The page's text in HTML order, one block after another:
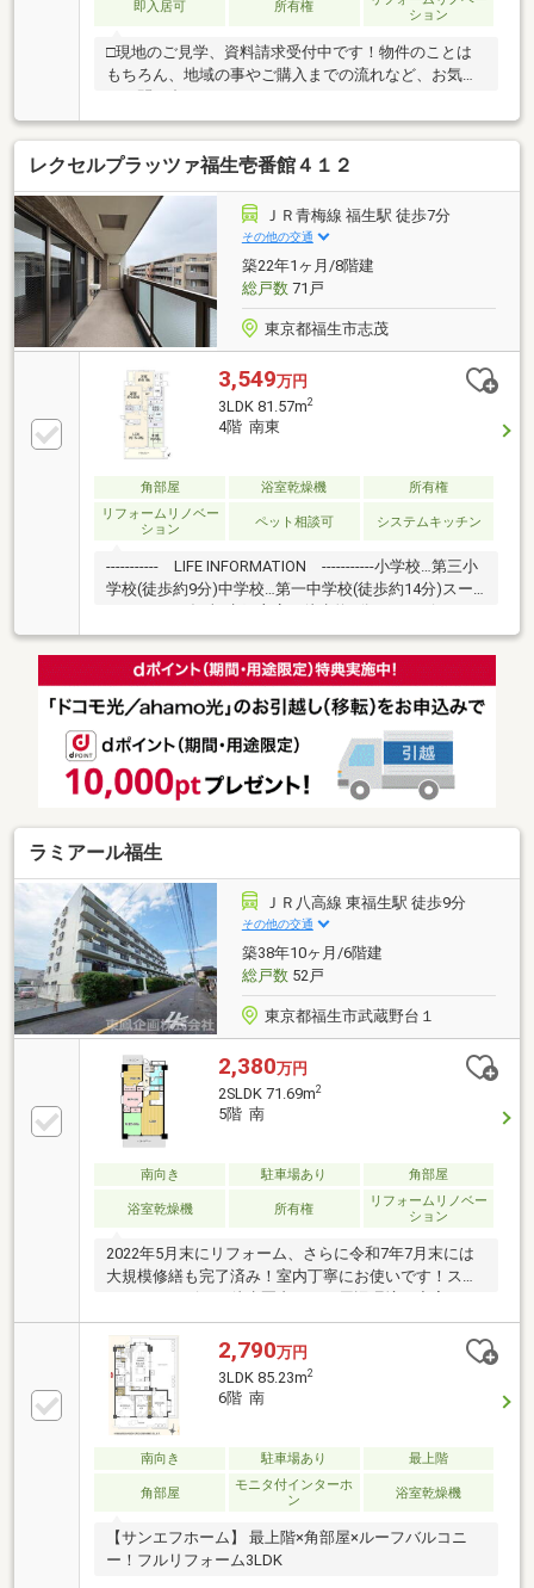
即入居可 所有権
ション
□現地のご見学、資料請求受付中です！物件のことは
もちろん、地域の事やご購入までの流れなど、お気軽
CONTENTS・キッチン新品・浴室新品・洗面台新品・
クロス張替・フロアタイル貼・クッションフロア張
替・一部建具交換・ハウスクリーニング等選ばれる理
由と顧客満足は地域トップクラス！ぜひお気軽にご連
絡ください。【ＡＣＣＥＳＳ】・JR青梅線「福生」
駅・・・徒歩約7分・市立第三小学校・・・徒歩約9
分・市立第一中学校・・・徒歩約14分さらに詳しい写
真・間取りはHP限定公開中→「ハウスバディ 昭島」で
検索♪
レクセルプラッツァ福生壱番館４１２
ＪＲ青梅線 福生駅 徒歩7分
その他の交通
築22年1ヶ月/8階建
総戸数71戸
東京都福生市志茂
3,549万円
3LDK 81.57m2
4階 南東
角部屋 浴室乾燥機
所有権
リフォームリノベー
ション
ペット相談可 システムキッチン
----------- LIFE INFORMATION -----------小学校…第三小
学校(徒歩約9分)中学校…第一中学校(徒歩約14分)スー
ーソンストア100 福生本町店（徒歩約6分）ドラッグス
トア…ウェルパーク福生本町店（徒歩約4分）----------
- POINT ------------◆福生駅徒歩7分の好立地◆リフ
ォーム済のきれいな住戸◆便利な全居室収納付「お家
そ、ウイングホームへ。西多摩に根ざしたスタッフ
が、疑問も不安も丁寧に向き合います。
ラミアール福生
ＪＲ八高線 東福生駅 徒歩9分
その他の交通
築38年10ヶ月/6階建
総戸数52戸
東京都福生市武蔵野台１
2,380万円
2SLDK 71.69m2
5階 南
南向き 駐車場あり 角部屋
浴室乾燥機 所有権
リフォームリノベー
ション
2022年5月末にリフォーム、さらに令和7年7月末には
大規模修繕も完了済み！室内丁寧にお使いです！スー
暮らしやすい好立地 ！さらにご希望の条件があれば、
当社にお聞かせ下さい。物件のお問い合わせは東鳳企
画株式会社までお気軽にご連絡くださいませ(^^)/
2,790万円
3LDK 85.23m2
6階 南
南向き 駐車場あり 最上階
角部屋
モニタ付インターホ
ン
浴室乾燥機
【サンエフホーム】 最上階×角部屋×ルーフバルコニ
ー！フルリフォーム3LDK